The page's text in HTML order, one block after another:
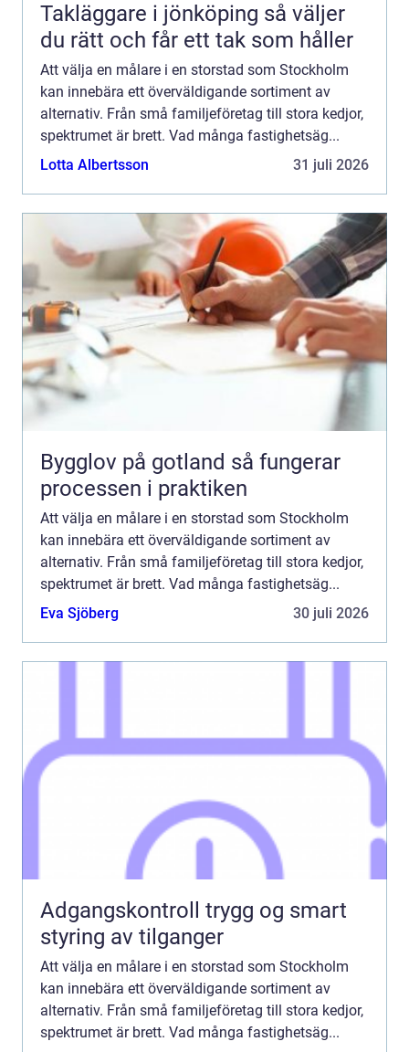
Takläggare i jönköping så väljer
du rätt och får ett tak som håller
Att välja en målare i en storstad som Stockholm
kan innebära ett överväldigande sortiment av
alternativ. Från små familjeföretag till stora kedjor,
spektrumet är brett. Vad många fastighetsäg...
Lotta Albertsson
31 juli 2026
Bygglov på gotland så fungerar
processen i praktiken
Att välja en målare i en storstad som Stockholm
kan innebära ett överväldigande sortiment av
alternativ. Från små familjeföretag till stora kedjor,
spektrumet är brett. Vad många fastighetsäg...
Eva Sjöberg
30 juli 2026
Adgangskontroll trygg og smart
styring av tilganger
Att välja en målare i en storstad som Stockholm
kan innebära ett överväldigande sortiment av
alternativ. Från små familjeföretag till stora kedjor,
spektrumet är brett. Vad många fastighetsäg...